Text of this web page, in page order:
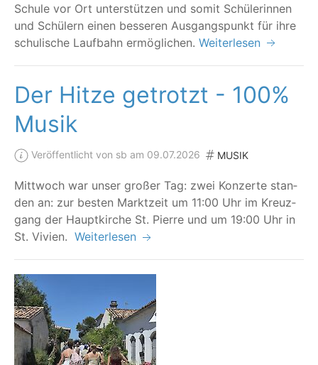
Schu­le vor Ort unter­stüt­zen und somit Schü­le­rin­nen
und Schü­lern einen bes­se­ren Aus­gangs­punkt für ihre
schu­li­sche Lauf­bahn ermöglichen. Weiterlesen
Der Hitze getrotzt - 100%
Musik
Veröffentlicht von sb am 09.07.2026 MUSIK
Mitt­woch war unser gro­ßer Tag: zwei Kon­zer­te stan­
den an: zur bes­ten Markt­zeit um 11:00 Uhr im Kreuz­
gang der Haupt­kir­che St. Pierre und um 19:00 Uhr in
St. Vivien. Weiterlesen